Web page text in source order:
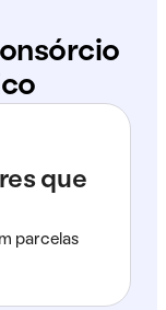
que
parcelas